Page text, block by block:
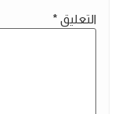
التعليق *